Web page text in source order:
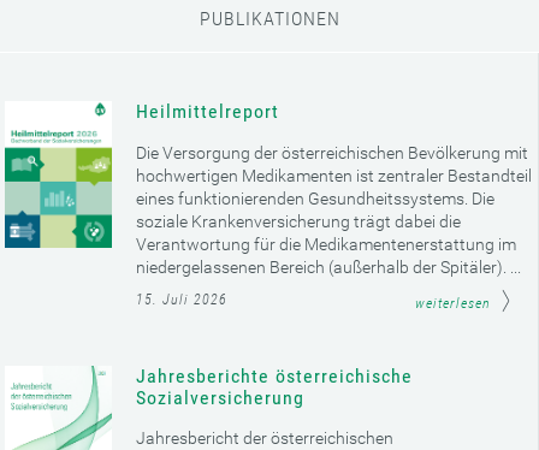
PUBLIKATIONEN
Heilmittelreport
Die Versorgung der österreichischen Bevölkerung mit
hochwertigen Medikamenten ist zentraler Bestandteil
eines funktionierenden Gesundheitssystems. Die
soziale Krankenversicherung trägt dabei die
Verantwortung für die Medikamentenerstattung im
niedergelassenen Bereich (außerhalb der Spitäler). ...
15. Juli 2026 weiterlesen
Jahresberichte österreichische
Sozialversicherung
Jahresbericht der österreichischen